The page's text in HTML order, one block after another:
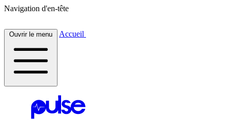
Navigation d'en-tête
Ouvrir le menu Accueil